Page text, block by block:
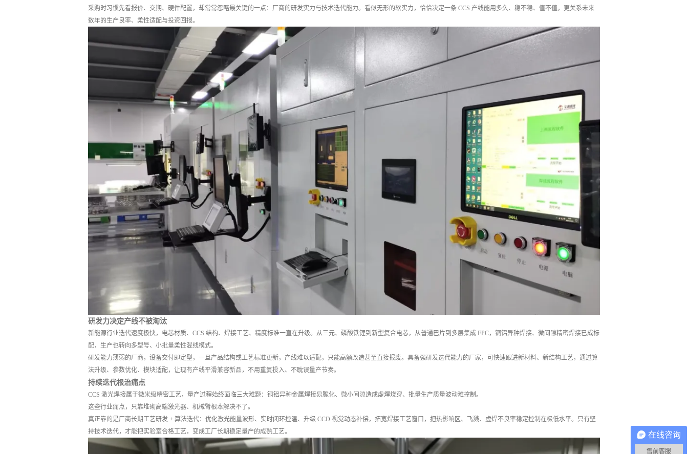
采购时习惯先看报价、交期、硬件配置，却常常忽略最关键的一点：厂商的研发实力与技术迭代能力。看似无形的软实力，恰恰决定一条 CCS 产线能用多久、稳不稳、值不值，更关系未来
数年的生产良率、柔性适配与投资回报。
研发力决定产线不被淘汰
新能源行业迭代速度极快，电芯材质、CCS 结构、焊接工艺、精度标准一直在升级。从三元、磷酸铁锂到新型复合电芯，从普通巴片到多层集成 FPC，铜铝异种焊接、微间隙精密焊接已成标
配，生产也转向多型号、小批量柔性混线模式。
研发能力薄弱的厂商，设备交付即定型，一旦产品结构或工艺标准更新，产线难以适配，只能高额改造甚至直接报废。具备强研发迭代能力的厂家，可快速跟进新材料、新结构工艺，通过算
法升级、参数优化、模块适配，让现有产线平滑兼容新品，不用重复投入、不耽误量产节奏。
持续迭代根治痛点
CCS 激光焊接属于微米级精密工艺，量产过程始终面临三大难题：铜铝异种金属焊接易脆化、微小间隙造成虚焊烧穿、批量生产质量波动难控制。
这些行业痛点，只靠堆砌高端激光器、机械臂根本解决不了。
真正靠的是厂商长期工艺研发 + 算法迭代：优化激光能量波形、实时闭环控温、升级 CCD 视觉动态补偿，拓宽焊接工艺窗口，把热影响区、飞溅、虚焊不良率稳定控制在极低水平。只有坚
持技术迭代，才能把实验室合格工艺，变成工厂长期稳定量产的成熟工艺。
在线咨询
售前客服